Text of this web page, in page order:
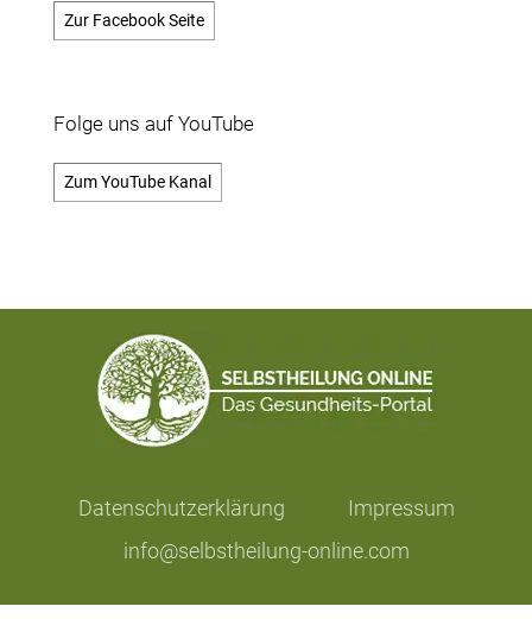
Zur Facebook Seite
Folge uns auf YouTube
Zum YouTube Kanal
Datenschutzerklärung
Impressum
info@selbstheilung-online.com